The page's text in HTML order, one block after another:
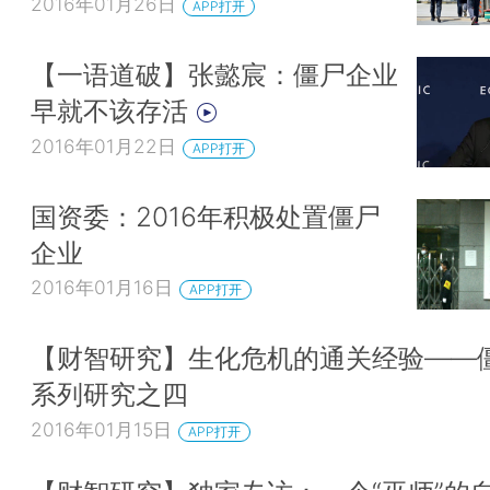
APP打开
【一语道破】张懿宸：僵尸企业
早就不该存活
2016年01月22日 APP打开
国资委：2016年积极处置僵尸
企业
2016年01月16日 APP打开
【财智研究】生化危机的通关经验——
系列研究之四
2016年01月15日 APP打开